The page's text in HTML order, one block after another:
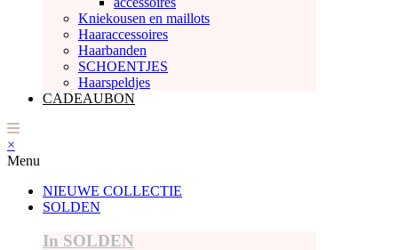
Kniekousen en maillots
Haaraccessoires
Haarbanden
SCHOENTJES
Haarspeldjes
CADEAUBON
×
Menu
NIEUWE COLLECTIE
SOLDEN
In SOLDEN